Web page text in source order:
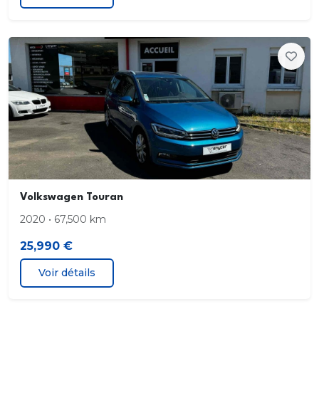
Volkswagen Touran
2020 • 67,500 km
25,990 €
Voir détails